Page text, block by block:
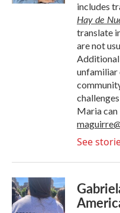
includes
Hay de
translate
are not
unfamiliar
Maria can
See